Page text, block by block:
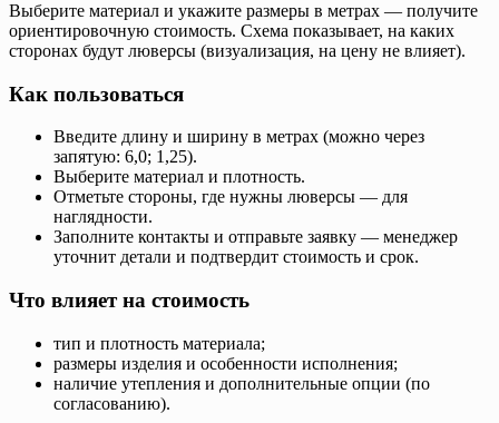
Выберите материал и укажите размеры в метрах — получите
ориентировочную стоимость. Схема показывает, на каких
сторонах будут люверсы (визуализация, на цену не влияет).
Как пользоваться
Введите длину и ширину в метрах (можно через
запятую: 6,0; 1,25).
Выберите материал и плотность.
Отметьте стороны, где нужны люверсы — для
наглядности.
Заполните контакты и отправьте заявку — менеджер
уточнит детали и подтвердит стоимость и срок.
Что влияет на стоимость
тип и плотность материала;
размеры изделия и особенности исполнения;
наличие утепления и дополнительные опции (по
согласованию).